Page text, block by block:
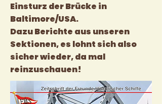
Einsturz der Brücke in
Baltimore/USA.
Dazu Berichte aus unseren
Sektionen, es lohnt sich also
sicher wieder, da mal
reinzuschauen!